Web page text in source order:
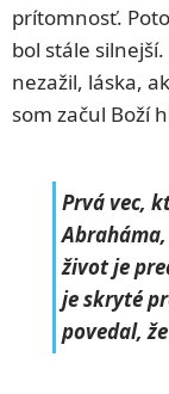
prítomnosť.
bol stále
nezažil, láska,
som začul Boží
Prvá vec,
život je
je skryté
povedal,